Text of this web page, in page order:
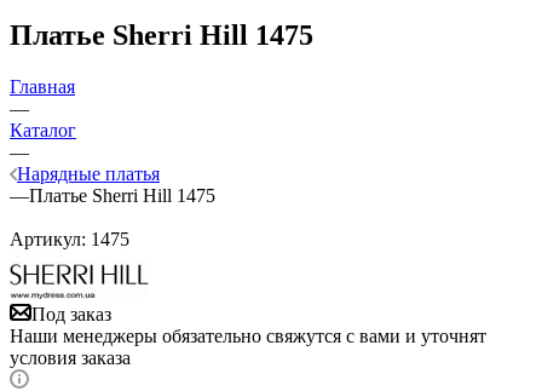
Платье Sherri Hill 1475
Главная
—
Каталог
—
Нарядные платья
—Платье Sherri Hill 1475
Артикул: 1475
Под заказ
Наши менеджеры обязательно свяжутся с вами и уточнят
условия заказа